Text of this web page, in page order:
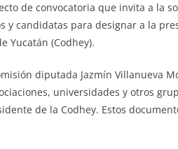
de convocatoria que invita a la
y candidatas para designar a la
Yucatán (Codhey).
diputada Jazmín Villanueva
universidades y otros
de la Codhey. Estos